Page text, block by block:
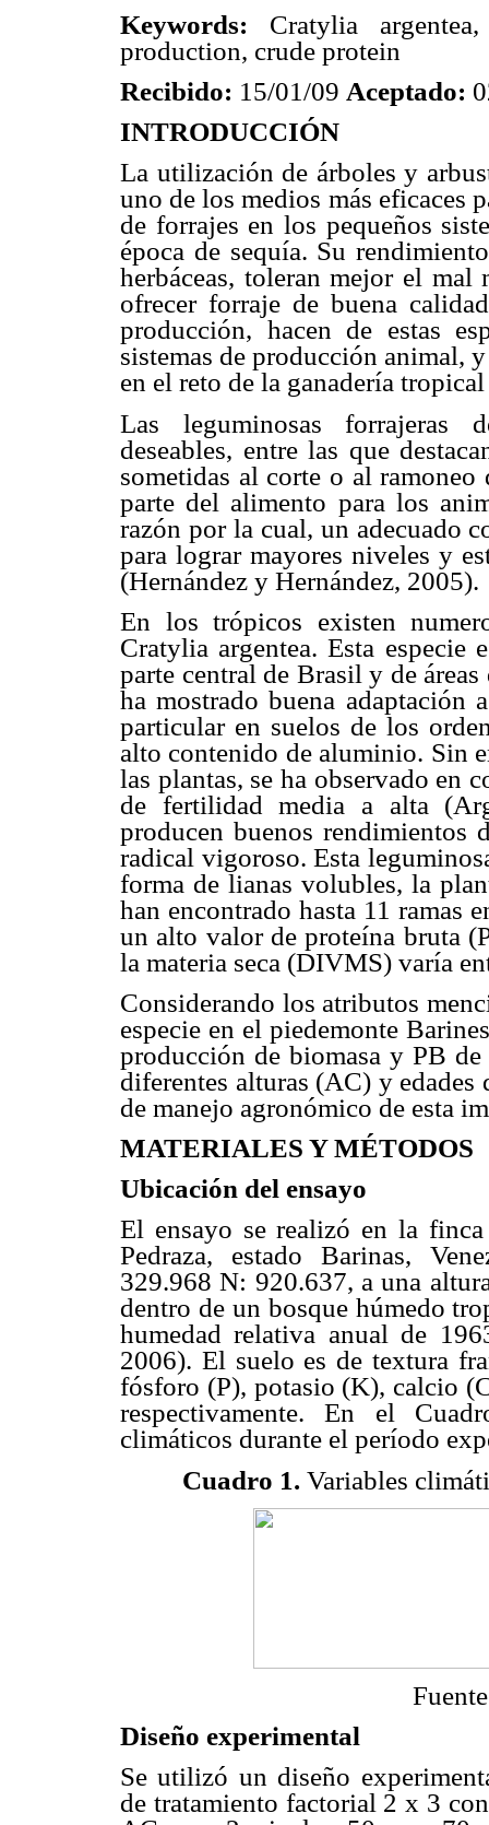
Keywords: Cratylia
production, crude protein
Recibido: 15/01/09 Aceptado:
INTRODUCCIÓN
La utilización de árboles y
uno de los medios más eficaces
de forrajes en los pequeños
época de sequía. Su
herbáceas, toleran mejor el
ofrecer forraje de buena
producción, hacen de estas
sistemas de producción animal,
en el reto de la ganadería
Las leguminosas forrajeras
deseables, entre las que
sometidas al corte o al
parte del alimento para los
razón por la cual, un adecuado
para lograr mayores niveles y
(Hernández y Hernández, 2005).
En los trópicos existen
Cratylia argentea. Esta especie
parte central de Brasil y de
ha mostrado buena
particular en suelos de los
alto contenido de aluminio. Sin
las plantas, se ha observado en
de fertilidad media a alta
producen buenos rendimientos
radical vigoroso. Esta
forma de lianas volubles, la
han encontrado hasta 11 ramas
un alto valor de proteína bruta
la materia seca (DIVMS) varía
Considerando los atributos
especie en el piedemonte
producción de biomasa y PB
diferentes alturas (AC) y edades
de manejo agronómico de esta
MATERIALES Y MÉTODOS
Ubicación del ensayo
El ensayo se realizó en la
Pedraza, estado Barinas,
329.968 N: 920.637, a una
dentro de un bosque húmedo
humedad relativa anual de
2006). El suelo es de textura
fósforo (P), potasio (K), calcio
respectivamente. En el
climáticos durante el período
Cuadro 1. Variables
Diseño experimental
Se utilizó un diseño
de tratamiento factorial 2 x 3